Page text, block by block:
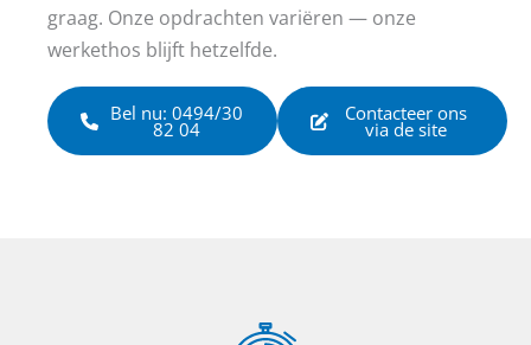
graag. Onze opdrachten variëren — onze
werkethos blijft hetzelfde.
Bel nu: 0494/30
82 04
Contacteer ons
via de site